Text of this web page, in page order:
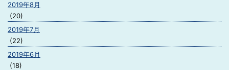
2019年8月
(20)
2019年7月
(22)
2019年6月
(18)